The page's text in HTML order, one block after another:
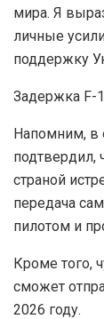
мира. Я
личные
поддержку
Задержка F-
Напомним, в
подтвердил,
страной
передача
пилотом и
Кроме того,
сможет
2026 году.